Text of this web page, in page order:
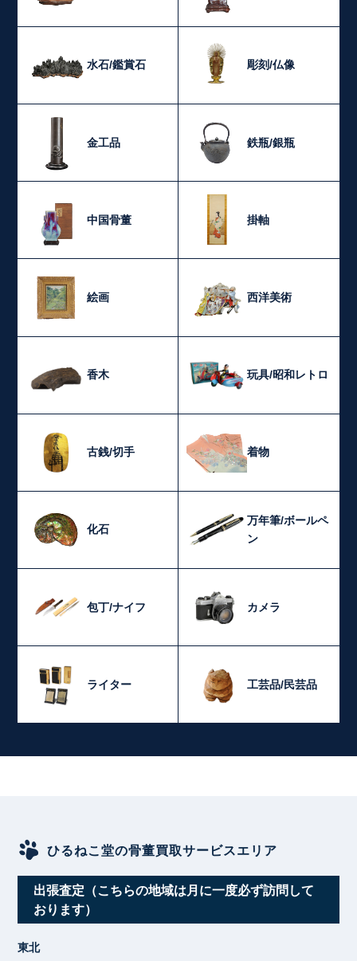
水石/鑑賞石 彫刻/仏像
金工品 鉄瓶/銀瓶
中国骨董 掛軸
絵画 西洋美術
香木 玩具/昭和レトロ
古銭/切手 着物
化石
万年筆/ボールペ
ン
包丁/ナイフ カメラ
ライター 工芸品/民芸品
ひるねこ堂の骨董買取サービスエリア
出張査定（こちらの地域は月に一度必ず訪問して
おります）
東北